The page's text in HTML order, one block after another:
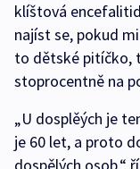
klíštová
najíst se, pokud
to dětské pitíčko,
stoprocentně na
„U dosplěých je
je 60 let, a proto